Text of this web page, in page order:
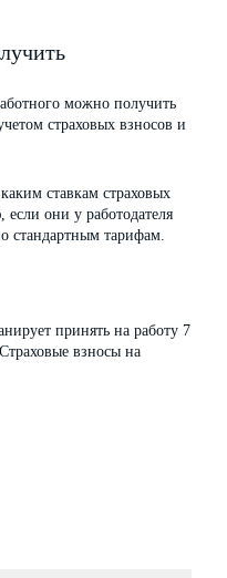
можно получить
страховых взносов и
ставкам страховых
они у работодателя
стандартным тарифам.
принять на работу 7
взносы на